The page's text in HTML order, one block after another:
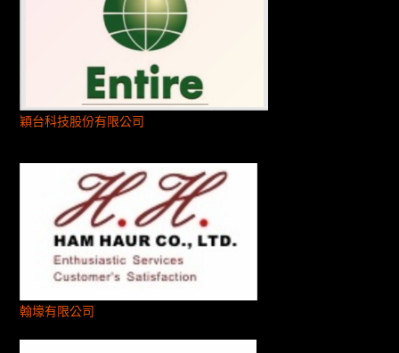
穎台科技股份有限公司
翰壕有限公司